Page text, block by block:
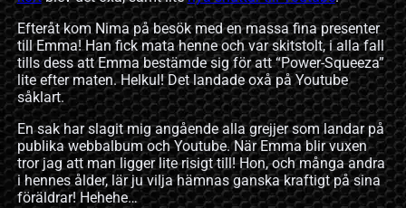
Efteråt kom Nima på besök med en massa fina presenter
till Emma! Han fick mata henne och var skitstolt, i alla fall
tills dess att Emma bestämde sig för att “Power-Squeeza”
lite efter maten. Helkul! Det landade oxå på Youtube
såklart.
En sak har slagit mig angående alla grejjer som landar på
publika webbalbum och Youtube. När Emma blir vuxen
tror jag att man ligger lite risigt till! Hon, och många andra
i hennes ålder, lär ju vilja hämnas ganska kraftigt på sina
föräldrar! Hehehe…